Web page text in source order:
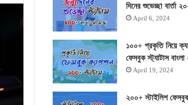
দিনের শুভেচ্ছা বার্তা
April 6, 2024
১০০+ প্রকৃতি নিয়ে
ফেসবুক স্ট্যাটাস
April 19, 2024
২০০+ স্টাইলিশ